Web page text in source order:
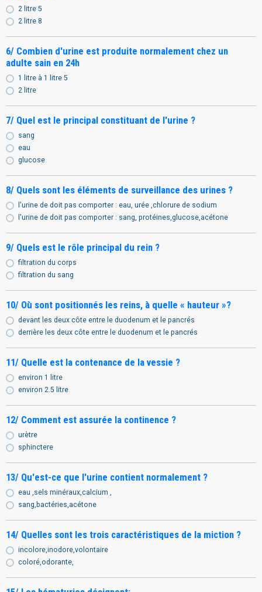
2 litre 5
2 litre 8
6/ Combien d'urine est produite normalement chez un
adulte sain en 24h
1 litre à 1 litre 5
2 litre
7/ Quel est le principal constituant de l'urine ?
sang
eau
glucose
8/ Quels sont les éléments de surveillance des urines ?
l'urine de doit pas comporter : eau, urée ,chlorure de sodium
l'urine de doit pas comporter : sang, protéines,glucose,acétone
9/ Quels est le rôle principal du rein ?
filtration du corps
filtration du sang
10/ Où sont positionnés les reins, à quelle « hauteur »?
devant les deux côte entre le duodenum et le pancrés
derrière les deux côte entre le duodenum et le pancrés
11/ Quelle est la contenance de la vessie ?
environ 1 litre
environ 2.5 litre
12/ Comment est assurée la continence ?
urètre
sphinctere
13/ Qu'est-ce que l'urine contient normalement ?
eau ,sels minéraux,calcium ,
sang,bactéries,acétone
14/ Quelles sont les trois caractéristiques de la miction ?
incolore,inodore,volontaire
coloré,odorante,